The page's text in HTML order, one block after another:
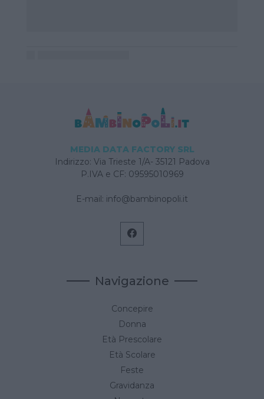
MEDIA DATA FACTORY SRL
Indirizzo: Via Trieste 1/A- 35121 Padova
P.IVA e CF: 09595010969
E-mail: info@bambinopoli.it
Navigazione
Concepire
Donna
Età Prescolare
Età Scolare
Feste
Gravidanza